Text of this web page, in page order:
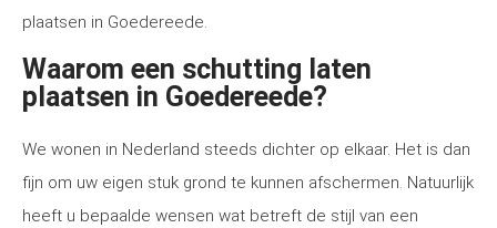
plaatsen in Goedereede.
Waarom een schutting laten
plaatsen in Goedereede?
We wonen in Nederland steeds dichter op elkaar. Het is dan
fijn om uw eigen stuk grond te kunnen afschermen. Natuurlijk
heeft u bepaalde wensen wat betreft de stijl van een